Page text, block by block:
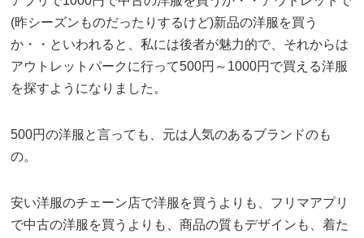
(昨シーズンものだったりするけど)新品の洋服を買う
か・・といわれると、私には後者が魅力的で、それからは
アウトレットパークに行って500円～1000円で買える洋服
を探すようになりました。
500円の洋服と言っても、元は人気のあるブランドのも
の。
安い洋服のチェーン店で洋服を買うよりも、フリマアプリ
で中古の洋服を買うよりも、商品の質もデザインも、着た